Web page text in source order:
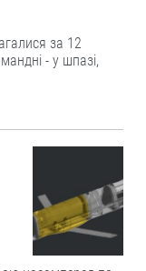
за 12
- у шпазі,